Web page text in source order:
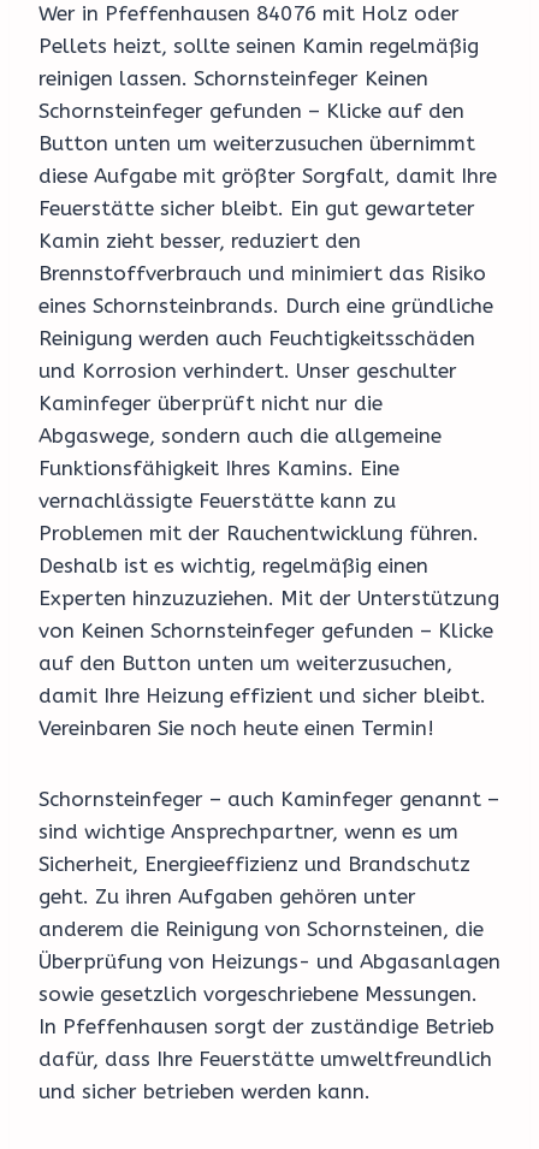
Wer in Pfeffenhausen 84076 mit Holz oder
Pellets heizt, sollte seinen Kamin regelmäßig
reinigen lassen. Schornsteinfeger Keinen
Schornsteinfeger gefunden – Klicke auf den
Button unten um weiterzusuchen übernimmt
diese Aufgabe mit größter Sorgfalt, damit Ihre
Feuerstätte sicher bleibt. Ein gut gewarteter
Kamin zieht besser, reduziert den
Brennstoffverbrauch und minimiert das Risiko
eines Schornsteinbrands. Durch eine gründliche
Reinigung werden auch Feuchtigkeitsschäden
und Korrosion verhindert. Unser geschulter
Kaminfeger überprüft nicht nur die
Abgaswege, sondern auch die allgemeine
Funktionsfähigkeit Ihres Kamins. Eine
vernachlässigte Feuerstätte kann zu
Problemen mit der Rauchentwicklung führen.
Deshalb ist es wichtig, regelmäßig einen
Experten hinzuzuziehen. Mit der Unterstützung
von Keinen Schornsteinfeger gefunden – Klicke
auf den Button unten um weiterzusuchen,
damit Ihre Heizung effizient und sicher bleibt.
Vereinbaren Sie noch heute einen Termin!
Schornsteinfeger – auch Kaminfeger genannt –
sind wichtige Ansprechpartner, wenn es um
Sicherheit, Energieeffizienz und Brandschutz
geht. Zu ihren Aufgaben gehören unter
anderem die Reinigung von Schornsteinen, die
Überprüfung von Heizungs- und Abgasanlagen
sowie gesetzlich vorgeschriebene Messungen.
In Pfeffenhausen sorgt der zuständige Betrieb
dafür, dass Ihre Feuerstätte umweltfreundlich
und sicher betrieben werden kann.